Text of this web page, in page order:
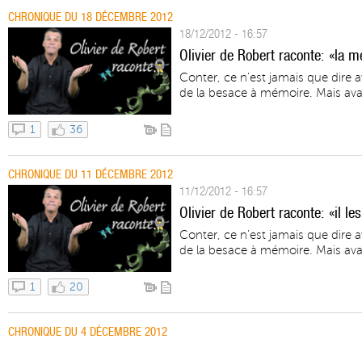
CHRONIQUE DU 18 DÉCEMBRE 2012
1 36
18/12/2012 - 16:57
Olivier de Robert raconte: «la
Conter, ce n'est jamais que dire
de la besace à mémoire. Mais
CHRONIQUE DU 11 DÉCEMBRE 2012
1 20
11/12/2012 - 16:57
Olivier de Robert raconte: «il
Conter, ce n'est jamais que dire
de la besace à mémoire. Mais
CHRONIQUE DU 4 DÉCEMBRE 2012